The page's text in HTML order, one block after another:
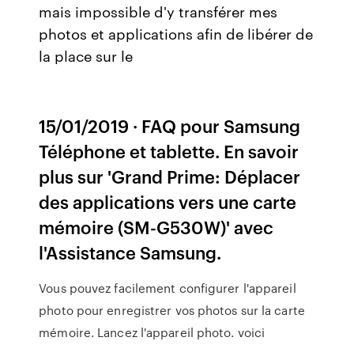
mais impossible d'y transférer mes
photos et applications afin de libérer de
la place sur le
15/01/2019 · FAQ pour Samsung
Téléphone et tablette. En savoir
plus sur 'Grand Prime: Déplacer
des applications vers une carte
mémoire (SM-G530W)' avec
l'Assistance Samsung.
Vous pouvez facilement configurer l'appareil
photo pour enregistrer vos photos sur la carte
mémoire. Lancez l'appareil photo. voici